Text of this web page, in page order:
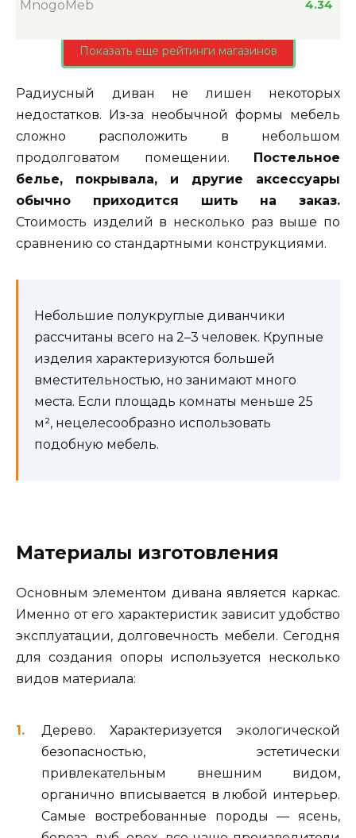
MnogoMeb 4.34
Показать еще рейтинги магазинов
Радиусный диван не лишен некоторых
недостатков. Из-за необычной формы мебель
сложно расположить в небольшом
продолговатом помещении. Постельное
белье, покрывала, и другие аксессуары
обычно приходится шить на заказ.
Стоимость изделий в несколько раз выше по
сравнению со стандартными конструкциями.
Небольшие полукруглые диванчики
рассчитаны всего на 2–3 человек. Крупные
изделия характеризуются большей
вместительностью, но занимают много
места. Если площадь комнаты меньше 25
м², нецелесообразно использовать
подобную мебель.
Материалы изготовления
Основным элементом дивана является каркас.
Именно от его характеристик зависит удобство
эксплуатации, долговечность мебели. Сегодня
для создания опоры используется несколько
видов материала:
Дерево. Характеризуется экологической
безопасностью, эстетически
привлекательным внешним видом,
органично вписывается в любой интерьер.
Самые востребованные породы — ясень,